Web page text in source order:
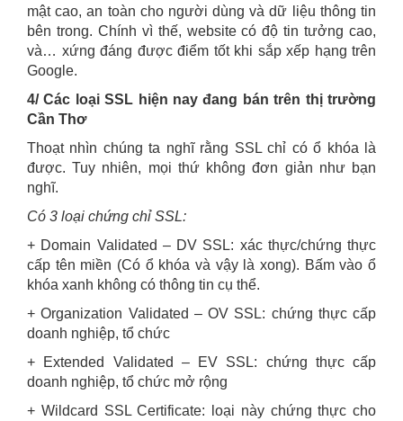
mật cao, an toàn cho người dùng và dữ liệu thông tin
bên trong. Chính vì thế, website có độ tin tưởng cao,
và… xứng đáng được điểm tốt khi sắp xếp hạng trên
Google.
4/ Các loại SSL hiện nay đang bán trên thị trường
Cần Thơ
Thoạt nhìn chúng ta nghĩ rằng SSL chỉ có ổ khóa là
được. Tuy nhiên, mọi thứ không đơn giản như bạn
nghĩ.
Có 3 loại chứng chỉ SSL:
+ Domain Validated – DV SSL: xác thực/chứng thực
cấp tên miền (Có ổ khóa và vậy là xong). Bấm vào ổ
khóa xanh không có thông tin cụ thể.
+ Organization Validated – OV SSL: chứng thực cấp
doanh nghiệp, tổ chức
+ Extended Validated – EV SSL: chứng thực cấp
doanh nghiệp, tổ chức mở rộng
+ Wildcard SSL Certificate: loại này chứng thực cho